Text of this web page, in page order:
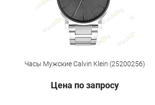
Часы Мужские Calvin Klein (25200256)
Цена по запросу